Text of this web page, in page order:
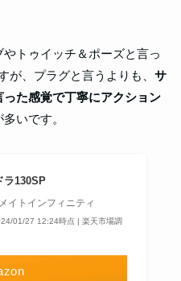
トゥイッチ＆ポーズと言っ
が、プラグと言うよりも、 サ
た感覚で丁寧にアクション
いです。
130SP
イトインフィニティ
01/27 12:24時点 | 楽天市場調